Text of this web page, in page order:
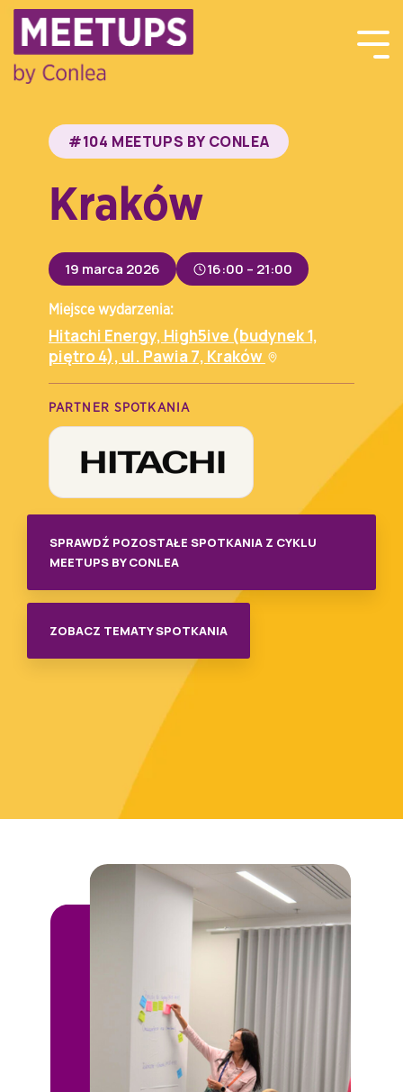
#104 MEETUPS BY CONLEA
Kraków
19 marca 2026 16:00 – 21:00
Miejsce wydarzenia:
Hitachi Energy, High5ive (budynek 1,
piętro 4), ul. Pawia 7, Kraków
PARTNER SPOTKANIA
SPRAWDŹ POZOSTAŁE SPOTKANIA Z CYKLU
MEETUPS BY CONLEA
ZOBACZ TEMATY SPOTKANIA